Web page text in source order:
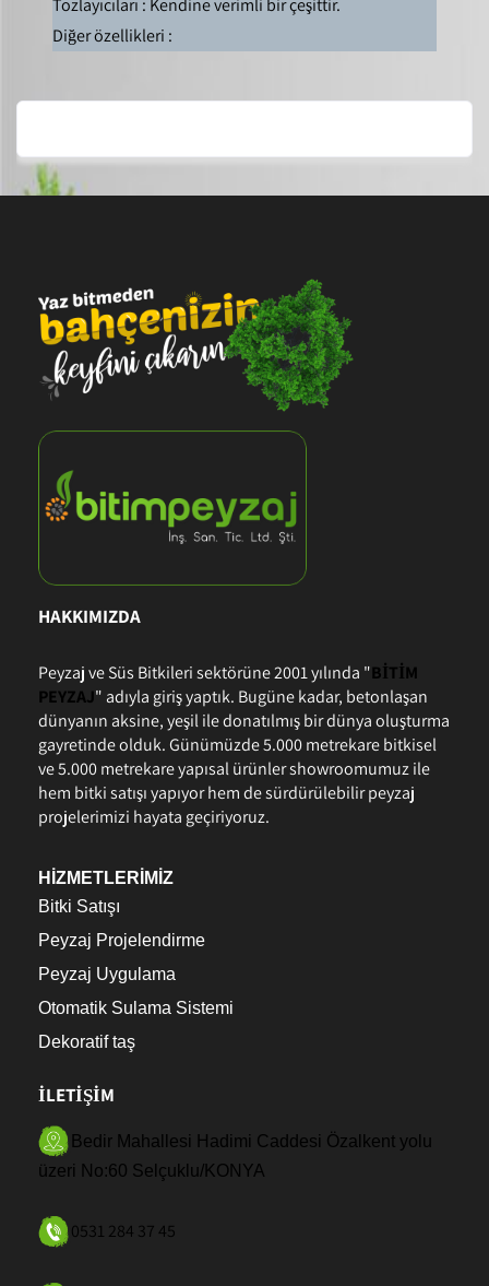
Tozlayıcıları : Kendine verimli bir çeşittir.
Diğer özellikleri :
HAKKIMIZDA
Peyzaj ve Süs Bitkileri sektörüne 2001 yılında "BİTİM
PEYZAJ" adıyla giriş yaptık. Bugüne kadar, betonlaşan
dünyanın aksine, yeşil ile donatılmış bir dünya oluşturma
gayretinde olduk. Günümüzde 5.000 metrekare bitkisel
ve 5.000 metrekare yapısal ürünler showroomumuz ile
hem bitki satışı yapıyor hem de sürdürülebilir peyzaj
projelerimizi hayata geçiriyoruz.
HİZMETLERİMİZ
Bitki Satışı
Peyzaj Projelendirme
Peyzaj Uygulama
Otomatik Sulama Sistemi
Dekoratif taş
İLETİŞİM
Bedir Mahallesi Hadimi Caddesi Özalkent yolu
üzeri No:60 Selçuklu/KONYA
0531 284 37 45